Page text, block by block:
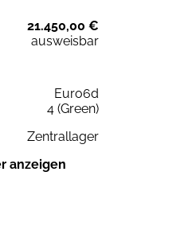
21.450,00 €
ausweisbar
Euro6d
4 (Green)
Zentrallager
anzeigen